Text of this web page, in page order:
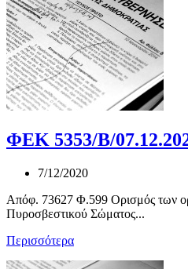
ΦΕΚ 5353/Β/
7/12/2020
Απόφ. 73627 Φ.599 Ορισμός των
Πυροσβεστικού Σώματος...
Περισσότερα